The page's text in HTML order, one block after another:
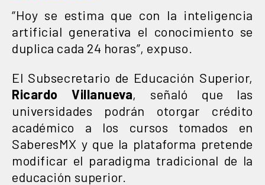
“Hoy se estima que con la inteligencia
artificial generativa el conocimiento se
duplica cada 24 horas”, expuso.
El Subsecretario de Educación Superior,
Ricardo Villanueva, señaló que las
universidades podrán otorgar crédito
académico a los cursos tomados en
SaberesMX y que la plataforma pretende
modificar el paradigma tradicional de la
educación superior.